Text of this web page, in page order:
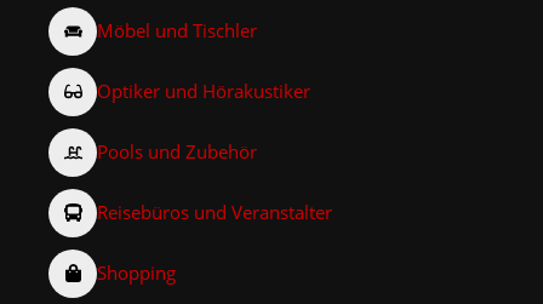
Möbel und Tischler
Optiker und Hörakustiker
Pools und Zubehör
Reisebüros und Veranstalter
Shopping